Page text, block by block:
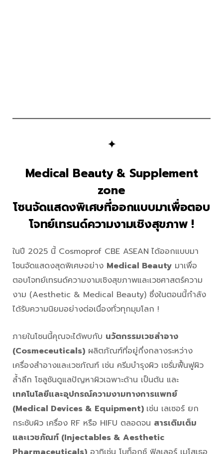
✦
zone
โซนจัดแสดงพิเศษที่ออกแบบมาเพื่อตอบ
โจทย์เทรนด์ความงามเชิงสุขภาพ !
ในปี 2025 นี้ Cosmoprof CBE ASEAN
โซนจัดแสดงสุดพิเศษอย่างMedical Beautyมาเพื่อ
ตอบโจทย์เทรนด์ความงามเชิงสุขภาพและเวชศาสตร์ความ
งาม (Aesthetic & Medical Beauty) ซึ่งในตอนนี้กำลัง
ได้รับความนิยมอย่างต่อเนื่องทั่วทุกมุมโลก !
ภายในโซนนี้คุณจะได้พบกับ
นวัตกรรมเวชสำอาง
(Cosmeceuticals)
ผลิตภัณฑ์ที่อยู่กึ่งกลางระหว่าง
เครื่องสำอางและเวชภัณฑ์ เช่น ครีมบำรุงผิว เซรั่มฟื้นฟูผิว
ล้ำลึก โซลูชันดูแลปัญหาผิวเฉพาะด้าน เป็นต้น และ